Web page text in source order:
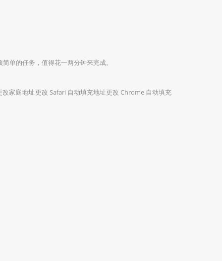
单的任务，值得花一两分钟来完成。
家庭地址更改 Safari 自动填充地址更改 Chrome 自动填充